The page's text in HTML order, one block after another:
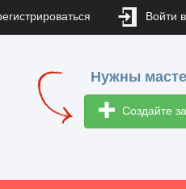
Войти
Нужны
Создайте